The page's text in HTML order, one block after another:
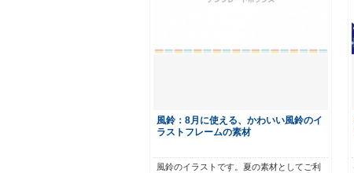
風鈴：8月に使える、かわいい風鈴のイ
ラストフレームの素材
風鈴のイラストです。夏の素材としてご利